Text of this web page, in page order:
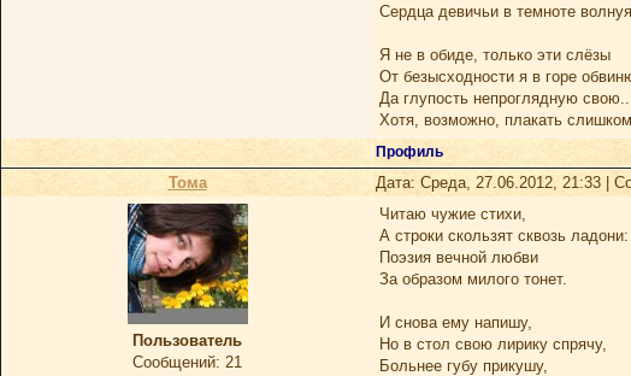
Сердца девичьи в темноте
Я не в обиде, только эти слёзы
От безысходности я в горе
Да глупость непроглядную
Хотя, возможно, плакать
Профиль
Тома Дата: Среда, 27.06.2012, 21:33 |
Пользователь
Сообщений: 21
Читаю чужие стихи,
А строки скользят сквозь ладони:
Поэзия вечной любви
За образом милого тонет.
И снова ему напишу,
Но в стол свою лирику спрячу,
Больнее губу прикушу,